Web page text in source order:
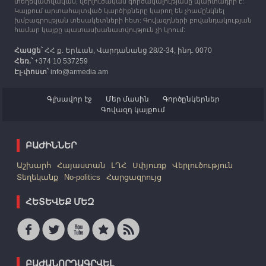
Կայքում արտահայտված կարծիքները կարող են չհամընկնել
խմբագրության տեսակետների հետ: Գովազդների բովանդակության
համար կայքը պատասխանատվություն չի կրում:
Հասցե՝ՀՀ ք. Երևան, Վարդանանց 28/2-34, ինդ. 0070
Հեռ.՝+374 10 537259
Էլ-փոստ՝info@armedia.am
Գլխավոր էջ Մեր մասին
Գործընկերներ
Գովազդ կայքում
ԲԱԺԻՆՆԵՐ
Աշխարհ Հայաստան ԼՂՀ Սփյուռք
Վերլուծություն
Տեղեկանք
No-politics Հարցազրույց
ՀԵՏԵՎԵՔ ՄԵԶ
ԲԱԺԱՆՈՐԴԱԳՐՎԵԼ